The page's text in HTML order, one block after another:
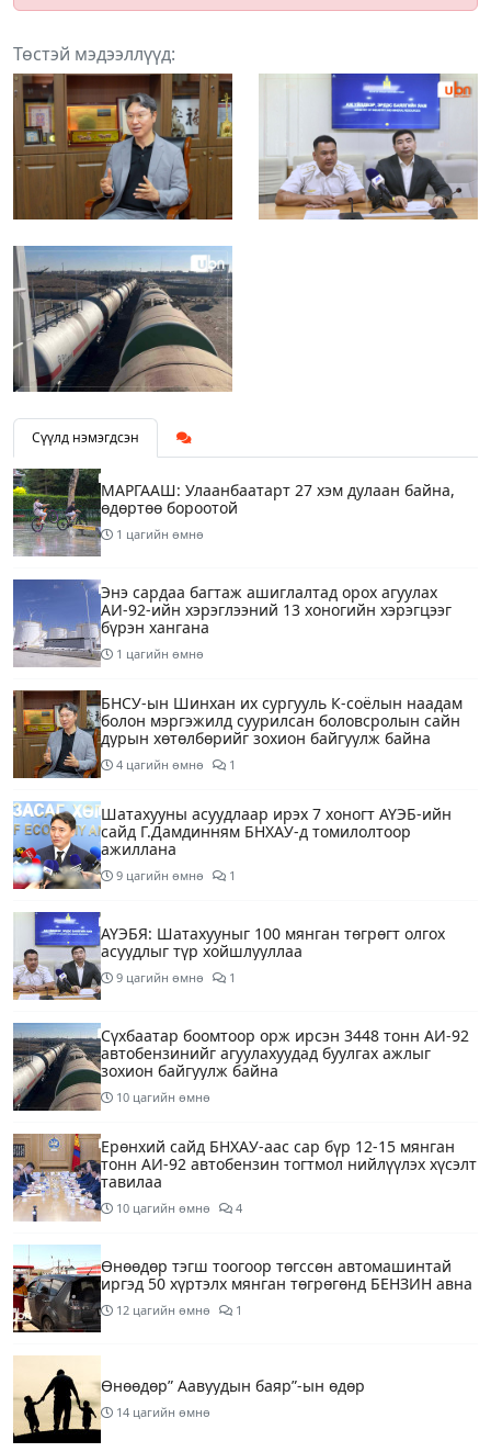
Төстэй мэдээллүүд:
Сүүлд нэмэгдсэн
МАРГААШ: Улаанбаатарт 27 хэм дулаан байна,
өдөртөө бороотой
1 цагийн өмнө
Энэ сардаа багтаж ашиглалтад орох агуулах
АИ-92-ийн хэрэглээний 13 хоногийн хэрэгцээг
бүрэн хангана
1 цагийн өмнө
БНСУ-ын Шинхан их сургууль К-соёлын наадам
болон мэргэжилд суурилсан боловсролын сайн
дурын хөтөлбөрийг зохион байгуулж байна
4 цагийн өмнө 1
Шатахууны асуудлаар ирэх 7 хоногт АҮЭБ-ийн
сайд Г.Дамдинням БНХАУ-д томилолтоор
ажиллана
9 цагийн өмнө 1
АҮЭБЯ: Шатахууныг 100 мянган төгрөгт олгох
асуудлыг түр хойшлууллаа
9 цагийн өмнө 1
Сүхбаатар боомтоор орж ирсэн 3448 тонн АИ-92
автобензинийг агуулахуудад буулгах ажлыг
зохион байгуулж байна
10 цагийн өмнө
Ерөнхий сайд БНХАУ-аас сар бүр 12-15 мянган
тонн АИ-92 автобензин тогтмол нийлүүлэх хүсэлт
тавилаа
10 цагийн өмнө 4
Өнөөдөр тэгш тоогоор төгссөн автомашинтай
иргэд 50 хүртэлх мянган төгрөгөнд БЕНЗИН авна
12 цагийн өмнө 1
Өнөөдөр” Аавуудын баяр”-ын өдөр
14 цагийн өмнө